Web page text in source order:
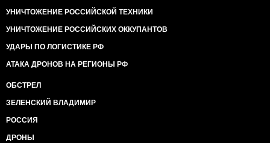
УНИЧТОЖЕНИЕ РОССИЙСКОЙ ТЕХНИКИ
УНИЧТОЖЕНИЕ РОССИЙСКИХ ОККУПАНТОВ
УДАРЫ ПО ЛОГИСТИКЕ РФ
АТАКА ДРОНОВ НА РЕГИОНЫ РФ
ОБСТРЕЛ
ЗЕЛЕНСКИЙ ВЛАДИМИР
РОССИЯ
ДРОНЫ